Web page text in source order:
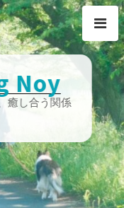
Noy
癒し合う関係